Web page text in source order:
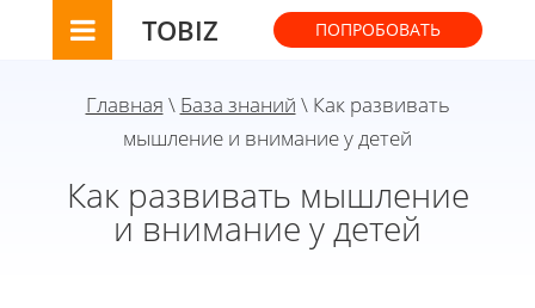
TOBIZ ПОПРОБОВАТЬ
Главная \ База знаний \ Как развивать
мышление и внимание у детей
Как развивать мышление
и внимание у детей